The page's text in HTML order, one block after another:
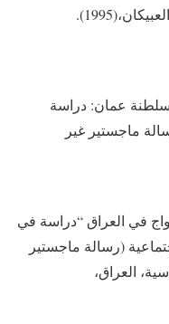
“المؤثرات والمعالجة”، الرياض، مكتبة العبيكان،(1995).
سلطنة عمان: دراسة
ماجستير غير
في العراق “دراسة في
(رسالة ماجستير
العراق،